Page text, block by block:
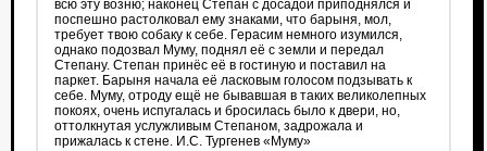
всю эту возню; наконец Степан с досадой приподнялся и
поспешно растолковал ему знаками, что барыня, мол,
требует твою собаку к себе. Герасим немного изумился,
однако подозвал Муму, поднял её с земли и передал
Степану. Степан принёс её в гостиную и поставил на
паркет. Барыня начала её ласковым голосом подзывать к
себе. Муму, отроду ещё не бывавшая в таких великолепных
покоях, очень испугалась и бросилась было к двери, но,
оттолкнутая услужливым Степаном, задрожала и
прижалась к стене. И.С. Тургенев «Муму»